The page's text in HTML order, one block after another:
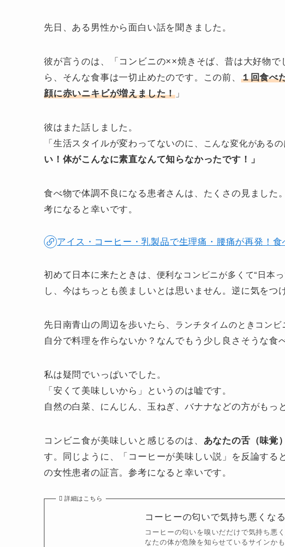
先日、ある男性から面白い話を聞きました。
彼が言うのは、「コンビニの××焼きそば、昔は大好物
ら、そんな食事は一切止めたのです。この前、 １回食べ
顔に赤いニキビが増えました！ 」
彼はまた話しました。
「生活スタイルが変わってないのに、
こんな変化がある
い！体がこんなに素直なんて知らなかったです！」
食べ物で体調不良になる患者さんは、たくさの見ました
考になると幸いです。
アイス・コーヒー・乳製品で生理痛・腰痛が再発！
初めて日本に来たときは、 便利なコンビニが多くて“日本
し、今はちっとも羨ましいとは思いません。逆に気をつ
先日南青山の周辺を歩いたら、 ランチタイムのときコンビ
自分で料理を作らないか？なんでもう少し良さそうな食
私は疑問でいっぱいでした。
「安くて美味しいから」というのは嘘です。
自然の白菜、にんじん、玉ねぎ、バナナなどの方がもっ
コンビニ食が美味しいと感じるのは、 あなたの舌（味覚
す。同じように、「コーヒーが美味しい説」を反論する
の女性患者の証言。参考になると幸いです。
詳細はこちら
コーヒーの匂いで気持ち悪くな
コーヒーの匂いを嗅いだだけで気持ち悪
なたの体が危険を知らせているサインか